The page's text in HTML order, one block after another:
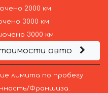
2000 км
3000 км
3000 км
авто
лимита по пробегу
Франшиза.